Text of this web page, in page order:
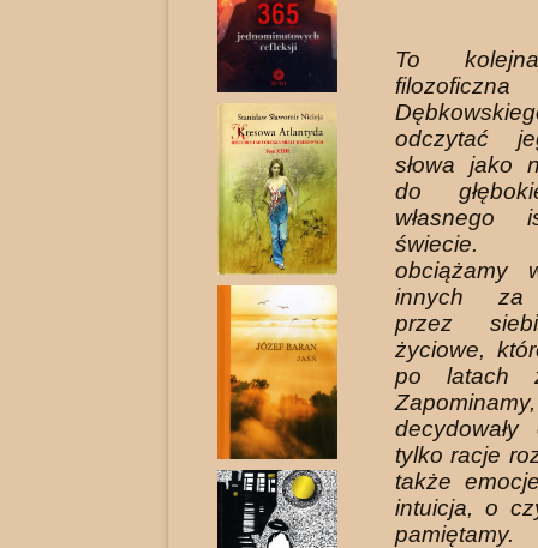
To
odczytać
słowa jako
do
własnego
świecie.
obciążamy
innych za
przez
życiowe,
po latach
tylko racje
także
intuicja, o
pamiętamy.